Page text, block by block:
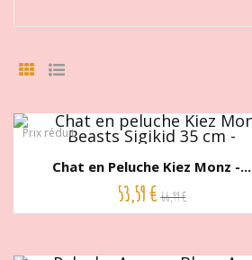
Prix réduit
Chat en Peluche Kiez Monz -...
53,59 € 66,99 €